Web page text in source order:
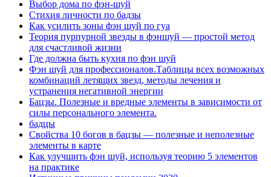
Выбор дома по фэн-шуй
Стихия личности по бадзы
Как усилить зоны фэн шуй по гуа
Теория пурпурной звезды в фэншуй — простой метод
для счастливой жизни
Где должна быть кухня по фэн шуй
Фэн шуй для профессионалов.Таблицы всех возможных
комбинаций летящих звезд, методы лечения и
устранения негативной энергии
Бацзы. Полезные и вредные элементы в зависимости от
силы персонального элемента.
бадцы
Свойства 10 богов в бацзы — полезные и неполезные
элементы в карте
Как улучшить фэн шуй, используя теорию 5 элементов
на практике